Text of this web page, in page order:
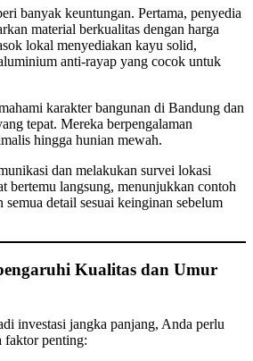
banyak keuntungan. Pertama, penyedia
material berkualitas dengan harga
lokal menyediakan kayu solid,
anti-rayap yang cocok untuk
karakter bangunan di Bandung dan
tepat. Mereka berpengalaman
hingga hunian mewah.
dan melakukan survei lokasi
bertemu langsung, menunjukkan contoh
semua detail sesuai keinginan sebelum
Kualitas dan Umur
investasi jangka panjang, Anda perlu
faktor penting: